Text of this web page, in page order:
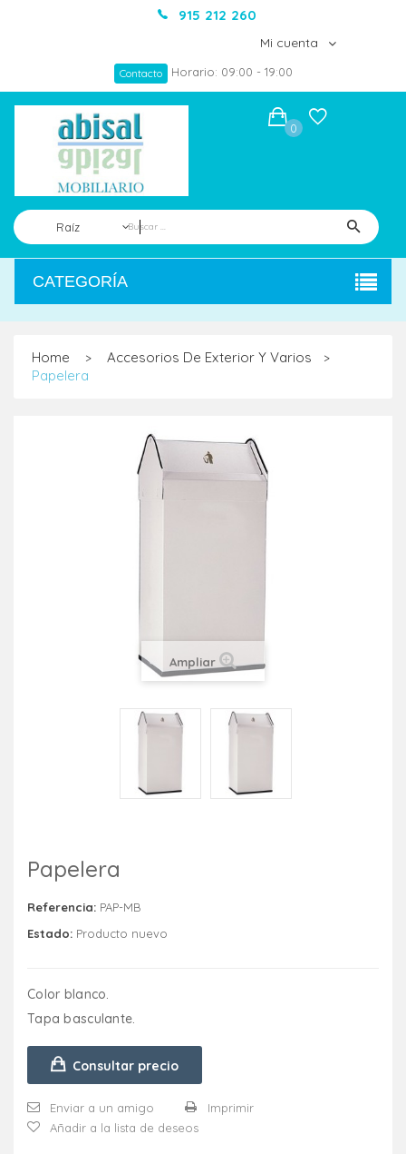
915 212 260
Mi cuenta
Contacto Horario: 09:00 - 19:00
Raíz
0
CATEGORÍA
Home > Accesorios De Exterior Y Varios >
Papelera
Ampliar
Papelera
Referencia: PAP-MB
Estado: Producto nuevo
Color blanco.
Tapa basculante.
Consultar precio
Enviar a un amigo
Imprimir
Añadir a la lista de deseos